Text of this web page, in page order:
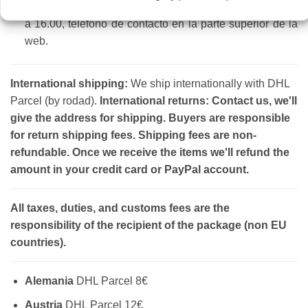
a 16.00, teléfono de contacto en la parte superior de la
web.
International shipping: We ship internationally with DHL
Parcel (by rodad). International returns: Contact us, we'll
give the address for shipping. Buyers are responsible
for return shipping fees. Shipping fees are non-
refundable. Once we receive the items we'll refund the
amount in your credit card or PayPal account.
All taxes, duties, and customs fees are the
responsibility of the recipient of the package (non EU
countries).
AlemaniaDHL Parcel 8€
AustriaDHL Parcel 12€